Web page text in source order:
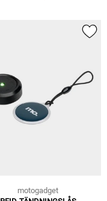
motogadget